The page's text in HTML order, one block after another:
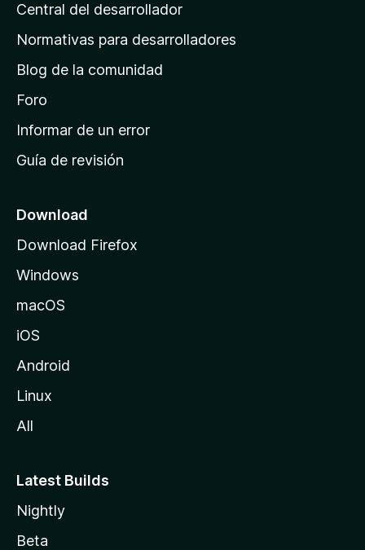
n
a
e
i
n
c
o
e
M
i
l
Central del desarrollador
Normativas para desarrolladores
Blog de la comunidad
Foro
Informar de un error
Guía de revisión
Download
Download Firefox
Windows
macOS
iOS
Android
Linux
All
Latest Builds
Nightly
Beta